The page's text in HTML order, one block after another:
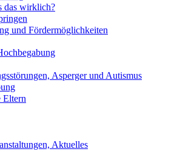
wirklich?
und Fördermöglichkeiten
Asperger und Autismus
Aktuelles